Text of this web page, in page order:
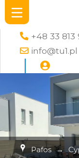
+48 33
info@tu1.pl
Pafos →